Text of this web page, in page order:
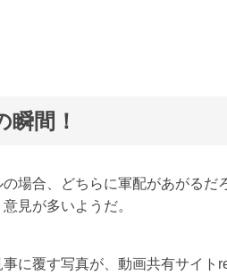
間！
場合、どちらに軍配があがるだ
見が多いようだ。
に覆す写真が、動画共有サイト